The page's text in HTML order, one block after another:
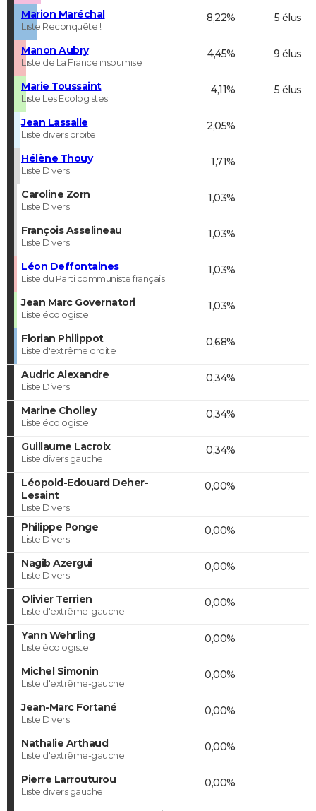
Marion Maréchal
Liste Reconquête !
8,22% 5 élus
Manon Aubry
Liste de La France insoumise
4,45% 9 élus
Marie Toussaint
Liste Les Ecologistes
4,11% 5 élus
Jean Lassalle
Liste divers droite
2,05%
Hélène Thouy
Liste Divers
1,71%
Caroline Zorn
Liste Divers
1,03%
François Asselineau
Liste Divers
1,03%
Léon Deffontaines
Liste du Parti communiste français
1,03%
Jean Marc Governatori
Liste écologiste
1,03%
Florian Philippot
Liste d'extrême droite
0,68%
Audric Alexandre
Liste Divers
0,34%
Marine Cholley
Liste écologiste
0,34%
Guillaume Lacroix
Liste divers gauche
0,34%
Léopold-Edouard Deher-
Lesaint
Liste Divers
0,00%
Philippe Ponge
Liste Divers
0,00%
Nagib Azergui
Liste Divers
0,00%
Olivier Terrien
Liste d'extrême-gauche
0,00%
Yann Wehrling
Liste écologiste
0,00%
Michel Simonin
Liste d'extrême-gauche
0,00%
Jean-Marc Fortané
Liste Divers
0,00%
Nathalie Arthaud
Liste d'extrême-gauche
0,00%
Pierre Larrouturou
Liste divers gauche
0,00%